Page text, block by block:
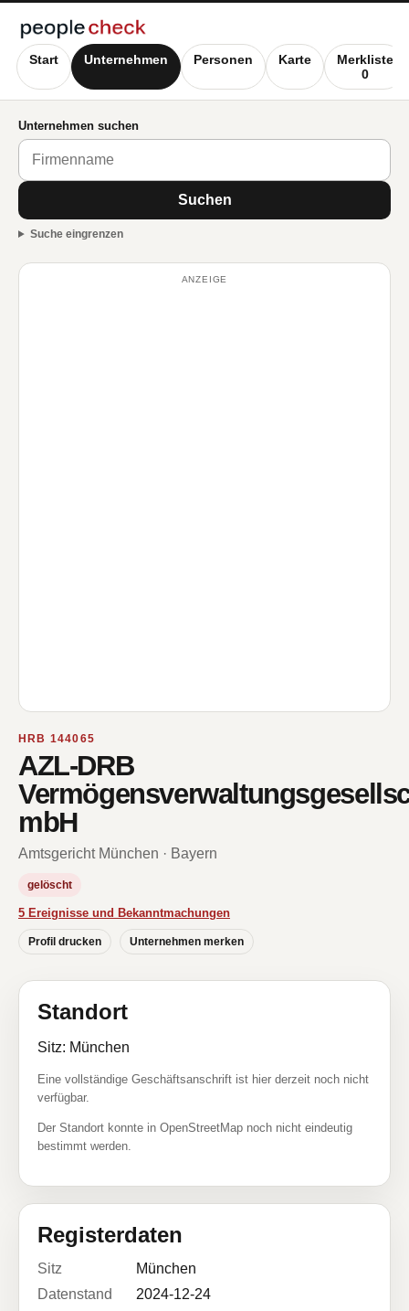
Start Unternehmen Personen Karte
Merkliste
0
Unternehmen suchen
Suchen
Suche eingrenzen
ANZEIGE
HRB 144065
AZL-DRB
mbH
Amtsgericht München · Bayern
gelöscht
5 Ereignisse und Bekanntmachungen
Profil drucken Unternehmen merken
Standort
Sitz: München
Eine vollständige Geschäftsanschrift ist hier derzeit noch nicht
verfügbar.
Der Standort konnte in OpenStreetMap noch nicht eindeutig
bestimmt werden.
Registerdaten
Sitz
München
Datenstand
2024-12-24